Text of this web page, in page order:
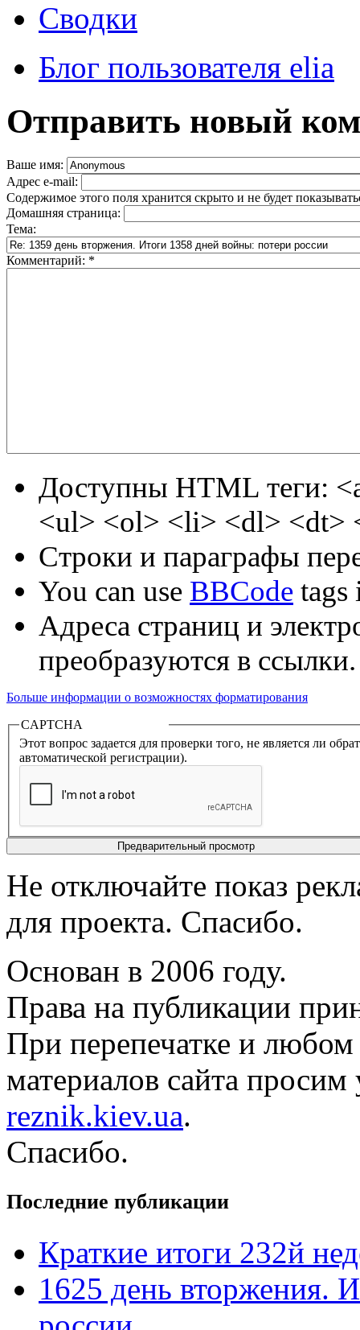
Сводки
Блог пользователя elia
Отправить новый
Ваше имя:
Адрес e-mail:
Содержимое этого поля хранится скрыто и не будет
Домашняя страница:
Тема:
Комментарий: *
Доступны HTML теги:
<ul> <ol> <li> <dl> <dt>
Строки и параграфы
You can use BBCode tags
Адреса страниц и
преобразуются в ссылки.
Больше информации о возможностях форматирования
CAPTCHA
Этот вопрос задается для проверки того, не является ли
автоматической регистрации).
Не отключайте показ
для проекта. Спасибо.
Основан в 2006 году.
Права на публикации
При перепечатке и
материалов сайта просим
reznik.kiev.ua.
Спасибо.
Последние публикации
Краткие итоги 232й
1625 день вторжения.